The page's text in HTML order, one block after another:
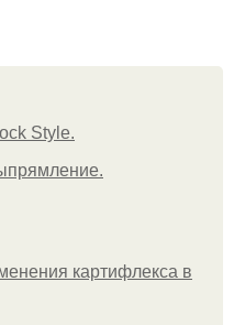
Style.
картифлекса в